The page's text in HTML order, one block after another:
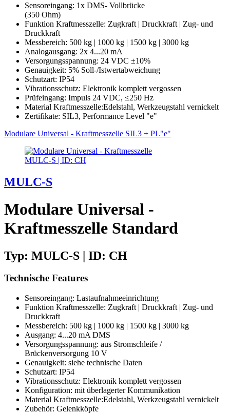
Sensoreingang: 1x DMS- Vollbrücke
(350 Ohm)
Funktion Kraftmesszelle: Zugkraft | Druckkraft | Zug- und
Druckkraft
Messbereich: 500 kg | 1000 kg | 1500 kg | 3000 kg
Analogausgang: 2x 4...20 mA
Versorgungsspannung: 24 VDC ±10%
Genauigkeit: 5% Soll-/Istwertabweichung
Schutzart: IP54
Vibrationsschutz: Elektronik komplett vergossen
Prüfeingang: Impuls 24 VDC, ≤250 Hz
Material Kraftmesszelle:Edelstahl, Werkzeugstahl vernickelt
Zertifikate: SIL3, Performance Level "e"
Modulare Universal - Kraftmesszelle SIL3 + PL"e"
MULC-S | ID: CH
MULC-S
Modulare Universal -
Kraftmesszelle Standard
Typ: MULC-S | ID: CH
Technische Features
Sensoreingang: Lastaufnahmeeinrichtung
Funktion Kraftmesszelle: Zugkraft | Druckkraft | Zug- und
Druckkraft
Messbereich: 500 kg | 1000 kg | 1500 kg | 3000 kg
Ausgang: 4...20 mA DMS
Versorgungsspannung: aus Stromschleife /
Brückenversorgung 10 V
Genauigkeit: siehe technische Daten
Schutzart: IP54
Vibrationsschutz: Elektronik komplett vergossen
Konfiguration: mit überlagerter Kommunikation
Material Kraftmesszelle:Edelstahl, Werkzeugstahl vernickelt
Zubehör: Gelenkköpfe